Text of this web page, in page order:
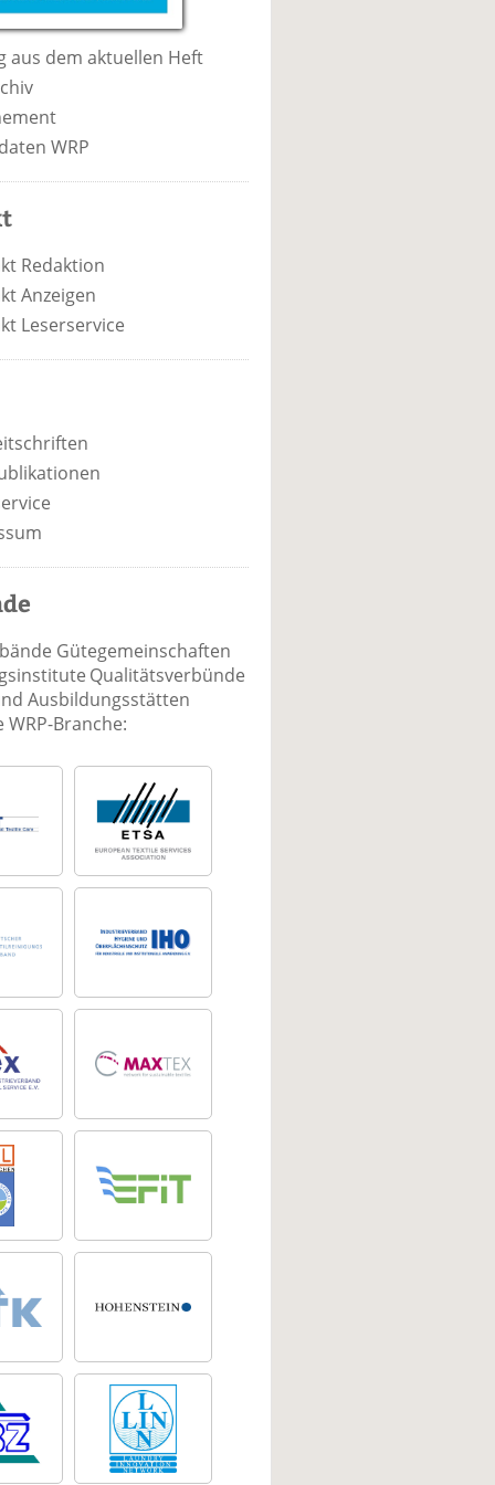
aus dem aktuellen Heft
WRP
Redaktion
Anzeigen
Leserservice
Gütegemeinschaften
Qualitätsverbünde
Ausbildungsstätten
Branche: